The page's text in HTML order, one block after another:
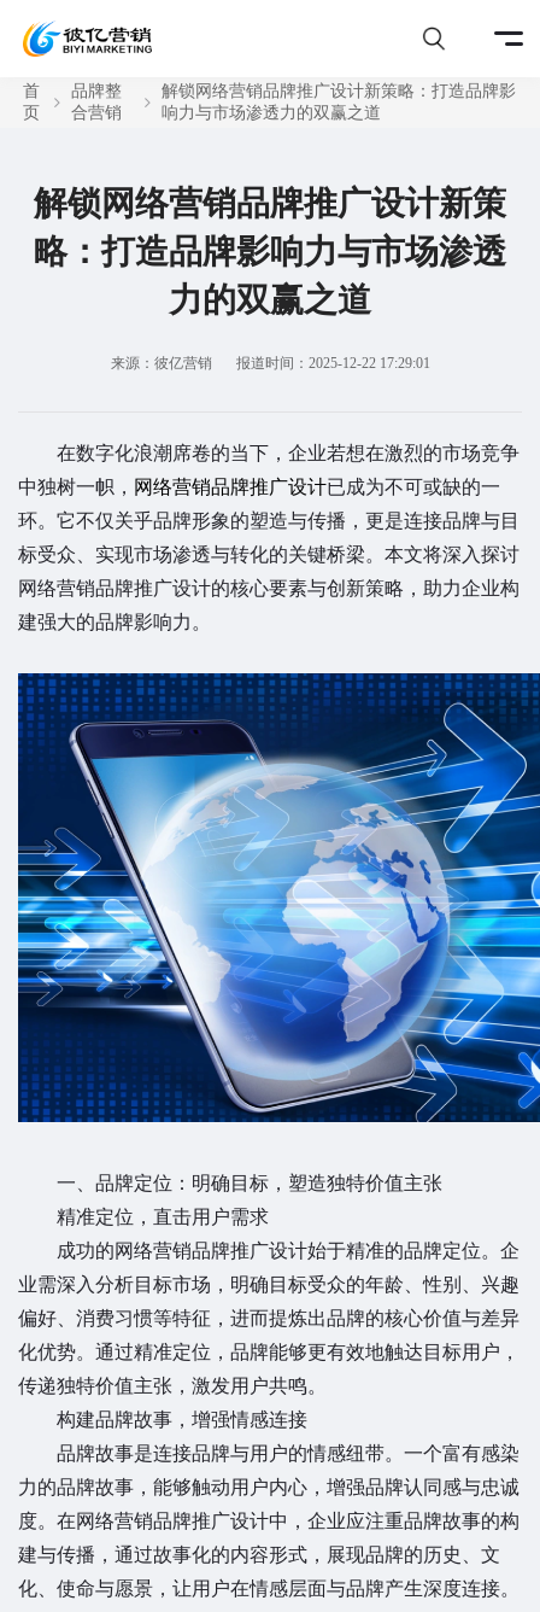
首
页
品牌整
合营销
解锁网络营销品牌推广设计新策略：打造品牌影
响力与市场渗透力的双赢之道
解锁网络营销品牌推广设计新策
略：打造品牌影响力与市场渗透
力的双赢之道
来源：彼亿营销 报道时间：2025-12-22 17:29:01
在数字化浪潮席卷的当下，企业若想在激烈的市场竞争
中独树一帜， 网络营销品牌推广设计已成为不可或缺的一
环。它不仅关乎品牌形象的塑造与传播，更是连接品牌与目
标受众、实现市场渗透与转化的关键桥梁。本文将深入探讨
网络营销品牌推广设计的核心要素与创新策略，助力企业构
建强大的品牌影响力。
一、品牌定位：明确目标，塑造独特价值主张
精准定位，直击用户需求
成功的网络营销品牌推广设计始于精准的品牌定位。企
业需深入分析目标市场，明确目标受众的年龄、性别、兴趣
偏好、消费习惯等特征，进而提炼出品牌的核心价值与差异
化优势。通过精准定位，品牌能够更有效地触达目标用户，
传递独特价值主张，激发用户共鸣。
构建品牌故事，增强情感连接
品牌故事是连接品牌与用户的情感纽带。一个富有感染
力的品牌故事，能够触动用户内心，增强品牌认同感与忠诚
度。在网络营销品牌推广设计中，企业应注重品牌故事的构
建与传播，通过故事化的内容形式，展现品牌的历史、文
化、使命与愿景，让用户在情感层面与品牌产生深度连接。